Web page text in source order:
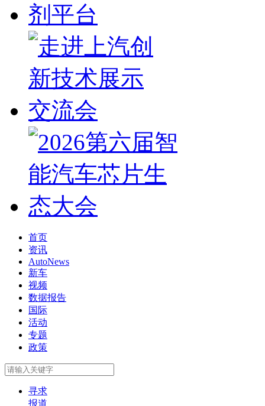
首页
资讯
AutoNews
新车
视频
数据报告
国际
活动
专题
政策
寻求
报道